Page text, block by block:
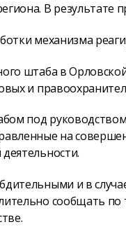
В результате
механизма
штаба в
и
под руководством
на
и в
сообщать